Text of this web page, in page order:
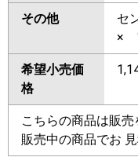
その他
セ
×
希望小売価
格
こちらの商品は販売
販売中の商品でお 見